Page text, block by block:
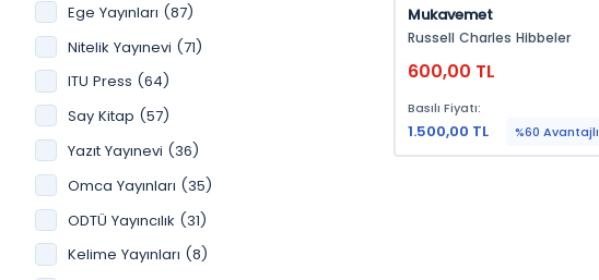
Kamu Yönetimi (106)
Maliye (105)
Şirketler Hukuku (102)
Pazarlama (95)
Matematik (94)
İcra Ve İflas Hukuku (93)
Halk Sağlığı Ve Çevre (91)
Ceza Muhakemesi Hukuku (90)
Ege Yayınları (87)
Nitelik Yayınevi (71)
ITU Press (64)
Say Kitap (57)
Yazıt Yayınevi (36)
Omca Yayınları (35)
ODTÜ Yayıncılık (31)
Kelime Yayınları (8)
Mukavemet
Russell Charles Hibbeler
600,00 TL
Basılı Fiyatı:
1.500,00 TL %60 Avantajlı